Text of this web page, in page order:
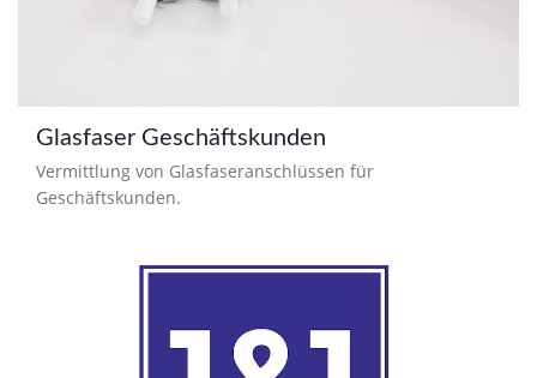
Glasfaser Geschäftskunden
Vermittlung von Glasfaseranschlüssen für
Geschäftskunden.